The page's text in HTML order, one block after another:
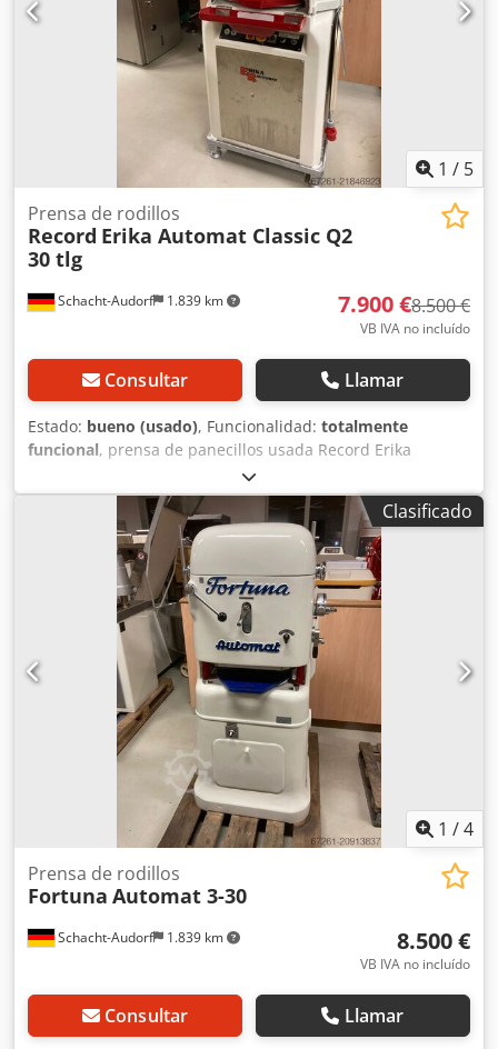
1 / 5
Schacht-Audorf 1.839 km
Prensa de rodillos
Record Erika Automat Classic Q2
30 tlg
7.900 €8.500 €
VB IVA no incluído
Consultar Llamar
Estado: bueno (usado), Funcionalidad: totalmente
funcional, prensa de panecillos usada Record Erika
Automat Classic Q2 de 30 piezas, revisada, con platos de
trabajo, para 30 piezas, rango de peso de 25 a 120 g, nº de
máquina A110311, 1,5 kW, 3,8 A, 380 V, 50 Hz Dedpjy I A
Rnjfx Ag Tsck
Clasificado
1 /4
Schacht-Audorf 1.839 km
Prensa de rodillos
Fortuna Automat 3-30
8.500 €
VB IVA no incluído
Consultar Llamar